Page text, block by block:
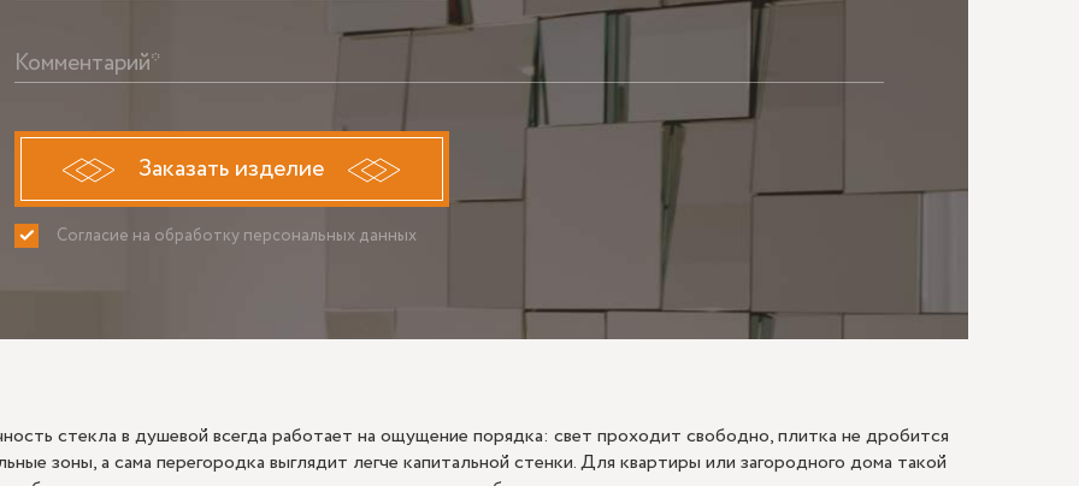
Комментарий*
Заказать изделие
Согласие на обработку персональных данных
ПРИНИМАЮ
стекла в душевой всегда работает на ощущение порядка: свет проходит свободно, плитка не дробится
зоны, а сама перегородка выглядит легче капитальной стенки. Для квартиры или загородного дома такой